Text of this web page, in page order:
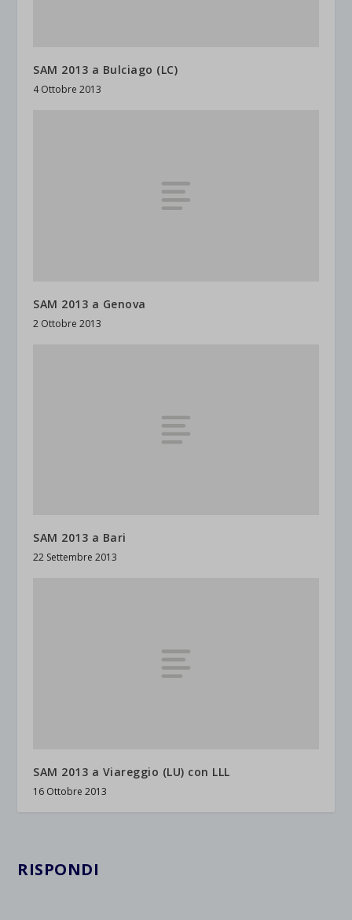
SAM 2013 a Bulciago (LC)
4 Ottobre 2013
SAM 2013 a Genova
2 Ottobre 2013
SAM 2013 a Bari
22 Settembre 2013
SAM 2013 a Viareggio (LU) con LLL
16 Ottobre 2013
RISPONDI